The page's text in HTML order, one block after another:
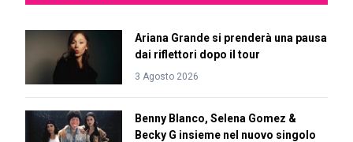
Ariana Grande si prenderà una pausa
dai riflettori dopo il tour
3 Agosto 2026
Benny Blanco, Selena Gomez &
Becky G insieme nel nuovo singolo